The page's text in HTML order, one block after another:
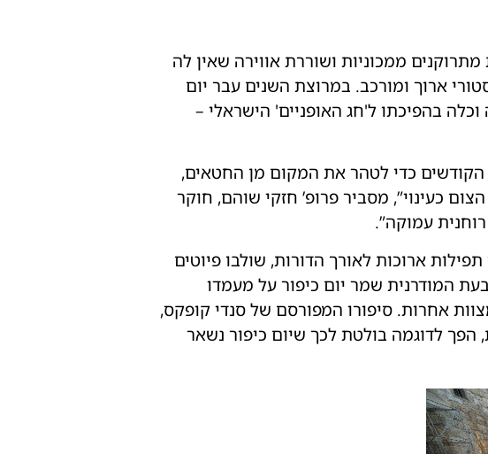
ממכוניות ושוררת אווירה שאין לה
ארוך ומורכב. במרוצת השנים עבר יום
בהפיכתו ל'חג האופניים' הישראלי –
הקודשים כדי לטהר את המקום מן החטאים,
כעינוי”, מסביר פרופ’ חזקי שוהם, חוקר
עמוקה”.
ארוכות לאורך הדורות, שולבו פיוטים
המודרנית שמר יום כיפור על מעמדו
אחרות. סיפורו המפורסם של סנדי קופקס,
לדוגמה בולטת לכך שיום כיפור נשאר